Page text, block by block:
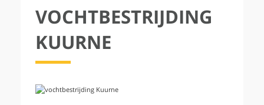
VOCHTBESTRIJDING
KUURNE